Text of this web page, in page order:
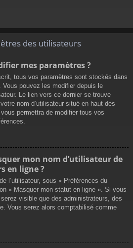
des utilisateurs
mes paramètres ?
tous vos paramètres sont stockés dans
Vous pouvez les modifier depuis le
Le lien vers ce dernier se trouve
nom d’utilisateur situé en haut des
permettra de modifier tous vos
mon nom d’utilisateur de
en ligne ?
l’utilisateur, sous « Préférences du
« Masquer mon statut en ligne ». Si vous
visible que des administrateurs, des
Vous serez alors comptabilisé comme